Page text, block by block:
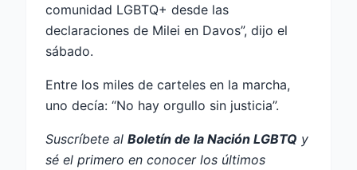
comunidad LGBTQ+ desde las
declaraciones de Milei en Davos”, dijo el
sábado.
Entre los miles de carteles en la marcha,
uno decía: “No hay orgullo sin justicia”.
Suscríbete al Boletín de la Nación LGBTQ y
sé el primero en conocer los últimos